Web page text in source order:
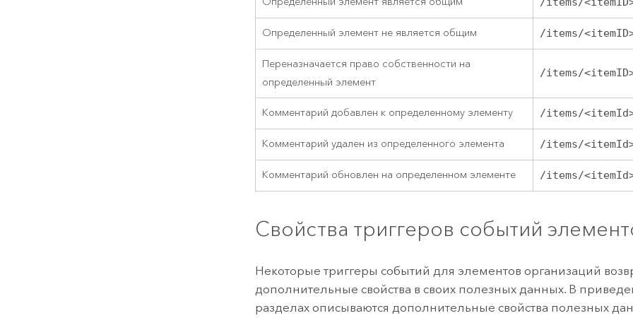
Определенный элемент не является общим /items/
Переназначается право собственности на
определенный элемент
/items/
Комментарий добавлен к определенному элементу /items/
Комментарий удален из определенного элемента /items/
Комментарий обновлен на определенном элементе /items/
Свойства триггеров событий
Некоторые триггеры событий для элементов организаций
дополнительные свойства в своих полезных данных. В
разделах описываются дополнительные свойства полезных